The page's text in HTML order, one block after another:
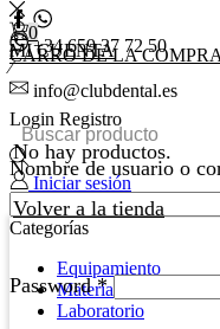
+34 659 37 72 50
info@clubdental.es
Iniciar sesión
MI CUENTA
Login Registro
Nombre de usuario o
Password*
00,00 € 0
0
CARRO DE LA COMPRA
No hay productos.
Volver a la tienda
Categorías
Equipamiento
Material clínica
Laboratorio